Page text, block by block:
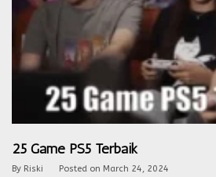
25 Game PS5 Terbaik
By Riski Posted on March 24, 2024